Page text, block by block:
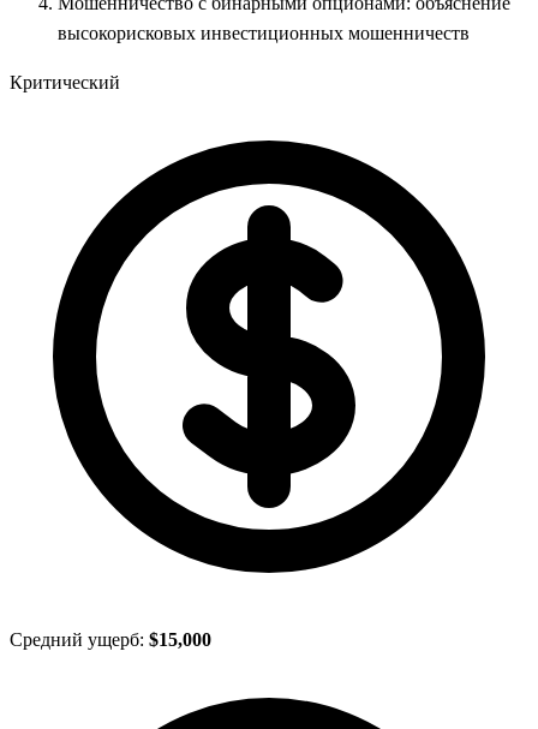
высокорисковых инвестиционных мошенничеств
Критический
Средний ущерб: $15,000